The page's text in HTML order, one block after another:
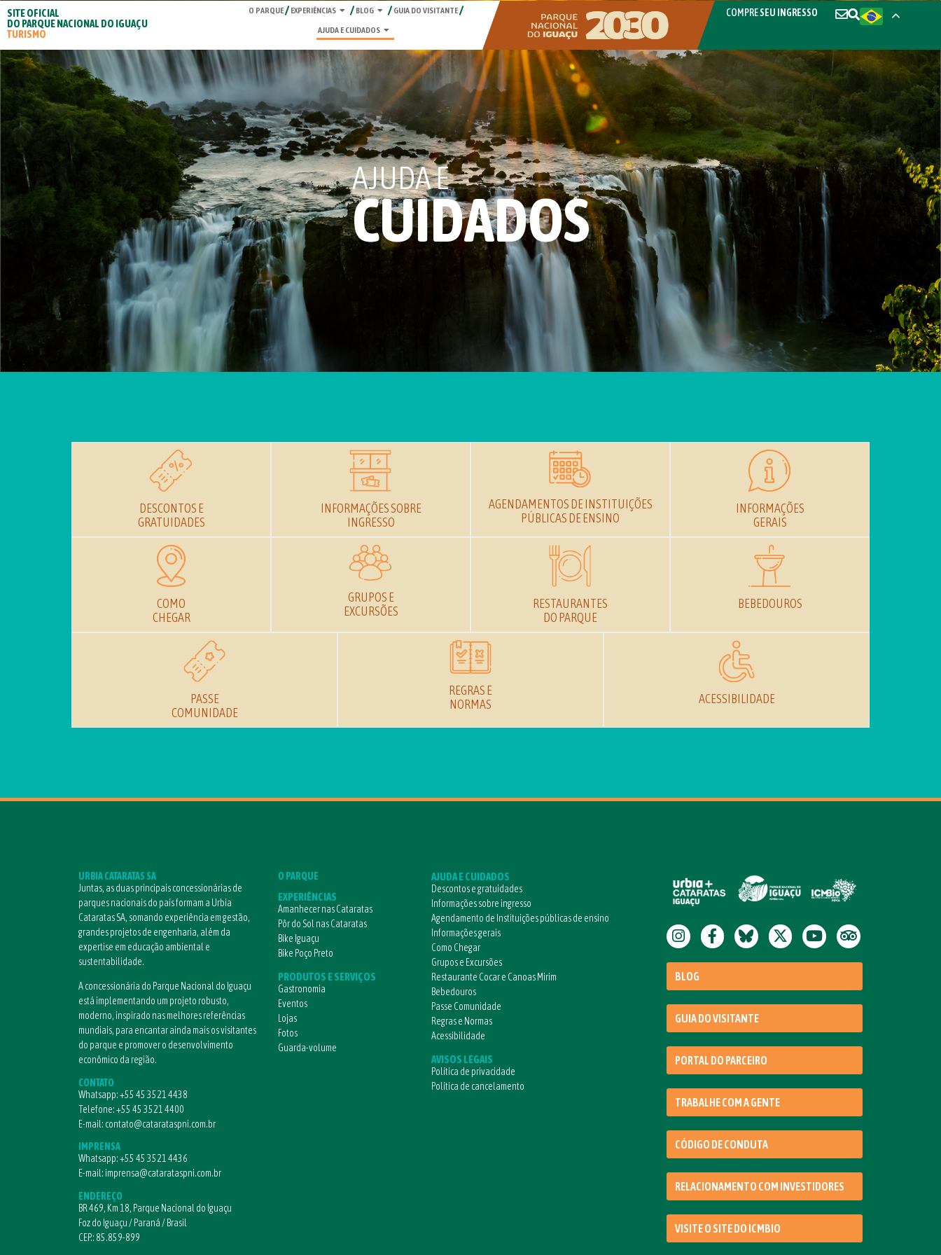
SITE OFICIAL
DO PARQUE NACIONAL DO IGUAÇU
TURISMO
O PARQUE EXPERIÊNCIAS BLOG
GUIA DO VISITANTE
AJUDA E CUIDADOS
COMPRESEU INGRESSO
AJUDA E
CUIDADOS
DESCONTOS E
GRATUIDADES
INFORMAÇÕES SOBRE
INGRESSO
AGENDAMENTOS DE INSTITUIÇÕES
PÚBLICAS DE ENSINO
INFORMAÇÕES
GERAIS
COMO
CHEGAR
GRUPOS E
EXCURSÕES
RESTAURANTES
DO PARQUE
BEBEDOUROS
PASSE
COMUNIDADE
REGRAS E
NORMAS
ACESSIBILIDADE
URBIA CATARATAS SA
Juntas, as duas principais concessionárias de
parques nacionais do país formam a Urbia
Cataratas SA, somando experiência em gestão,
grandes projetos de engenharia, além da
expertise em educação ambiental e
sustentabilidade.
A concessionária do Parque Nacional do Iguaçu
está implementando um projeto robusto,
moderno, inspirado nas melhores referências
mundiais, para encantar ainda mais os visitantes
do parque e promover o desenvolvimento
econômico da região.
CONTATO
Whatsapp:+55 45 3521 4438
Telefone:+55 45 3521 4400
E-mail: contato@catarataspni.com.br
IMPRENSA
Whatsapp:+55 45 3521 4436
E-mail: imprensa@catarataspni.com.br
ENDEREÇO
BR 469, Km 18, Parque Nacional do Iguaçu
Foz do Iguaçu / Paraná / Brasil
CEP.: 85.859-899
O PARQUE
EXPERIÊNCIAS
Amanhecer nas Cataratas
Pôr do Sol nas Cataratas
Bike Iguaçu
Bike Poço Preto
PRODUTOS E SERVIÇOS
Gastronomia
Eventos
Lojas
Fotos
Guarda-volume
AJUDA E CUIDADOS
Descontos e gratuidades
Informações sobre ingresso
Agendamento de Instituições públicas de ensino
Informações gerais
Como Chegar
Grupos e Excursões
Restaurante Cocar e Canoas Mirim
Bebedouros
Passe Comunidade
Regras e Normas
Acessibilidade
AVISOS LEGAIS
Política de privacidade
Política de cancelamento
BLOG
GUIA DO VISITANTE
PORTAL DO PARCEIRO
TRABALHE COM A GENTE
CÓDIGO DE CONDUTA
RELACIONAMENTO COM INVESTIDORES
VISITE O SITE DO ICMBIO